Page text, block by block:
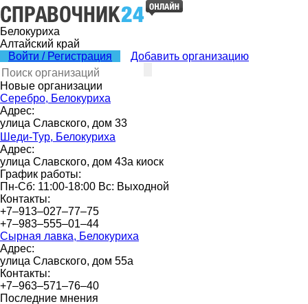
Белокуриха
Алтайский край
Войти / Регистрация
Добавить организацию
Новые организации
Серебро, Белокуриха
Адрес:
улица Славского, дом 33
Шеди-Тур, Белокуриха
Адрес:
улица Славского, дом 43а киоск
График работы:
Пн-Сб: 11:00-18:00 Вс: Выходной
Контакты:
+7‒913‒027‒77‒75
+7‒983‒555‒01‒44
Сырная лавка, Белокуриха
Адрес:
улица Славского, дом 55а
Контакты:
+7‒963‒571‒76‒40
Последние мнения